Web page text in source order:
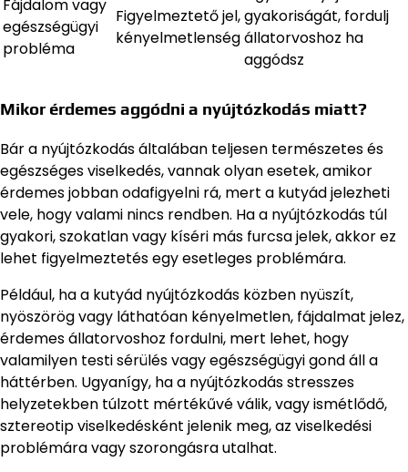
Fájdalom vagy
egészségügyi
probléma
Figyelmeztető jel,
kényelmetlenség
gyakoriságát, fordulj
állatorvoshoz ha
aggódsz
Mikor érdemes aggódni a nyújtózkodás miatt?
Bár a nyújtózkodás általában teljesen természetes és
egészséges viselkedés, vannak olyan esetek, amikor
érdemes jobban odafigyelni rá, mert a kutyád jelezheti
vele, hogy valami nincs rendben. Ha a nyújtózkodás túl
gyakori, szokatlan vagy kíséri más furcsa jelek, akkor ez
lehet figyelmeztetés egy esetleges problémára.
Például, ha a kutyád nyújtózkodás közben nyüszít,
nyöszörög vagy láthatóan kényelmetlen, fájdalmat jelez,
érdemes állatorvoshoz fordulni, mert lehet, hogy
valamilyen testi sérülés vagy egészségügyi gond áll a
háttérben. Ugyanígy, ha a nyújtózkodás stresszes
helyzetekben túlzott mértékűvé válik, vagy ismétlődő,
sztereotip viselkedésként jelenik meg, az viselkedési
problémára vagy szorongásra utalhat.